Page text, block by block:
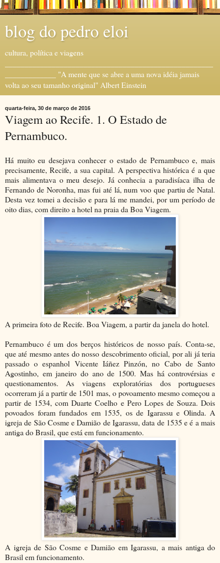
blog do pedro eloi
cultura, política e viagens
_____________ "A mente que se abre a uma nova idéia jamais
volta ao seu tamanho original" Albert Einstein
quarta-feira, 30 de março de 2016
Viagem ao Recife. 1. O Estado de
Pernambuco.
Há muito eu desejava conhecer o estado de Pernambuco e, mais
precisamente, Recife, a sua capital. A perspectiva histórica é a que
mais alimentava o meu desejo. Já conhecia a paradisíaca ilha de
Fernando de Noronha, mas fui até lá, num voo que partiu de Natal.
Desta vez tomei a decisão e para lá me mandei, por um período de
oito dias, com direito a hotel na praia da Boa Viagem.
A primeira foto de Recife. Boa Viagem, a partir da janela do hotel.
Pernambuco é um dos berços históricos de nosso país. Conta-se,
que até mesmo antes do nosso descobrimento oficial, por ali já teria
passado o espanhol Vicente Iáñez Pinzón, no Cabo de Santo
Agostinho, em janeiro do ano de 1500. Mas há controvérsias e
questionamentos. As viagens exploratórias dos portugueses
ocorreram já a partir de 1501 mas, o povoamento mesmo começou a
partir de 1534, com Duarte Coelho e Pero Lopes de Souza. Dois
povoados foram fundados em 1535, os de Igarassu e Olinda. A
igreja de São Cosme e Damião de Igarassu, data de 1535 e é a mais
antiga do Brasil, que está em funcionamento.
A igreja de São Cosme e Damião em Igarassu, a mais antiga do
Brasil em funcionamento.